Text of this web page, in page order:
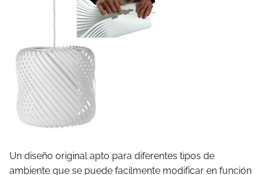
Un diseño original apto para diferentes tipos de
ambiente que se puede facilmente modificar en función